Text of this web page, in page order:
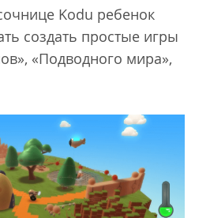
Kodu ребенок
создать простые игры
«Подводного мира»,